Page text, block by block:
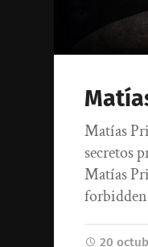
Matías
secretos
Matías
20